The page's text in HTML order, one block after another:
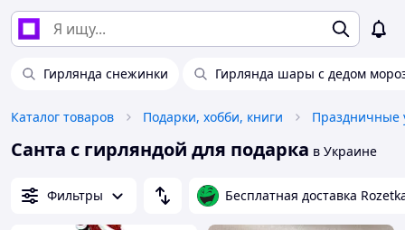
Гирлянда снежинки Гирлянда шары с дедом
Каталог товаров Подарки, хобби, книги Праздничные
Санта с гирляндой для подарка в Украине
Фильтры Бесплатная доставка